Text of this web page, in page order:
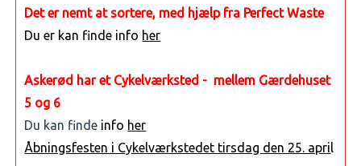
Det er nemt at sortere, med hjælp fra Perfect Waste
Du er kan finde info her
Askerød har et Cykelværksted - mellem Gærdehuset
5 og 6
Du kan finde info her
Åbningsfesten i Cykelværkstedet tirsdag den 25. april